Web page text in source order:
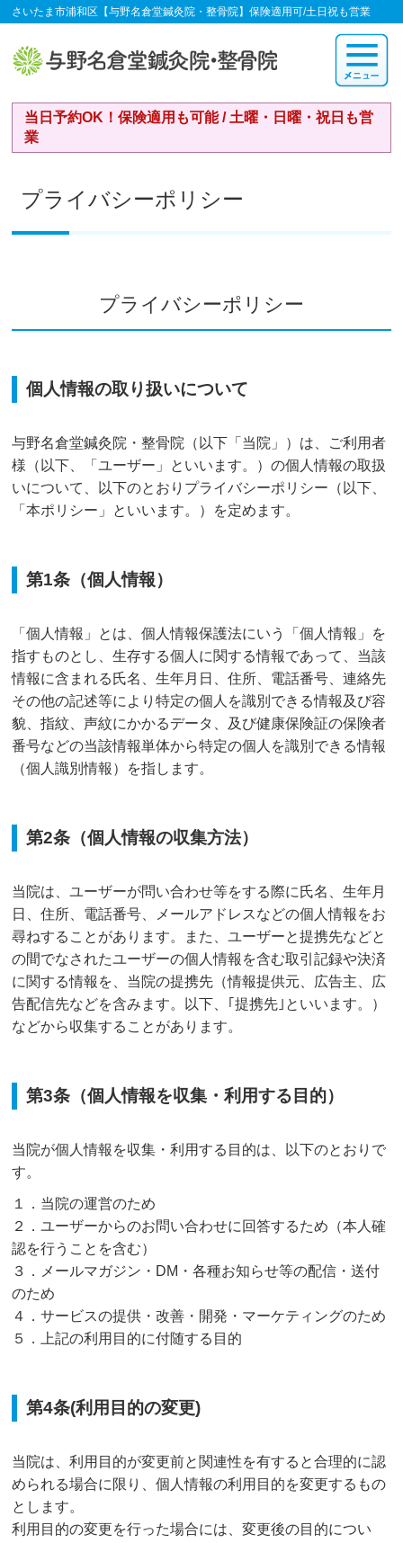
さいたま市浦和区【与野名倉堂鍼灸院・整骨院】保険適用可/土日祝も営業
当日予約OK！保険適用も可能 / 土曜・日曜・祝日も営
業
プライバシーポリシー
プライバシーポリシー
個人情報の取り扱いについて
与野名倉堂鍼灸院・整骨院（以下「当院」）は、ご利用者
様（以下、「ユーザー」といいます。）の個人情報の取扱
いについて、以下のとおりプライバシーポリシー（以下、
「本ポリシー」といいます。）を定めます。
第1条（個人情報）
「個人情報」とは、個人情報保護法にいう「個人情報」を
指すものとし、生存する個人に関する情報であって、当該
情報に含まれる氏名、生年月日、住所、電話番号、連絡先
その他の記述等により特定の個人を識別できる情報及び容
貌、指紋、声紋にかかるデータ、及び健康保険証の保険者
番号などの当該情報単体から特定の個人を識別できる情報
（個人識別情報）を指します。
第2条（個人情報の収集方法）
当院は、ユーザーが問い合わせ等をする際に氏名、生年月
日、住所、電話番号、メールアドレスなどの個人情報をお
尋ねすることがあります。また、ユーザーと提携先などと
の間でなされたユーザーの個人情報を含む取引記録や決済
に関する情報を、当院の提携先（情報提供元、広告主、広
告配信先などを含みます。以下、｢提携先｣といいます。）
などから収集することがあります。
第3条（個人情報を収集・利用する目的）
当院が個人情報を収集・利用する目的は、以下のとおりで
す。
１．当院の運営のため
２．ユーザーからのお問い合わせに回答するため（本人確
認を行うことを含む）
３．メールマガジン・DM・各種お知らせ等の配信・送付
のため
４．サービスの提供・改善・開発・マーケティングのため
５．上記の利用目的に付随する目的
第4条(利用目的の変更)
当院は、利用目的が変更前と関連性を有すると合理的に認
められる場合に限り、個人情報の利用目的を変更するもの
とします。
利用目的の変更を行った場合には、変更後の目的につい